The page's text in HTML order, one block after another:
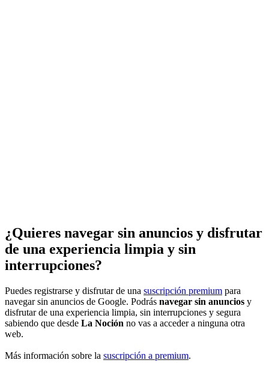
¿Quieres navegar sin anuncios y disfrutar
de una experiencia limpia y sin
interrupciones?
Puedes registrarse y disfrutar de una suscripción premium para
navegar sin anuncios de Google. Podrás navegar sin anuncios y
disfrutar de una experiencia limpia, sin interrupciones y segura
sabiendo que desde La Noción no vas a acceder a ninguna otra
web.
Más información sobre la suscripción a premium.